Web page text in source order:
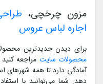
مزون چرخچی،
اجاره لباس عروس
برای دیدن جدیدترین
محصولات سایت مراجعه کنید
آمادگی دارد تا همه شهرهای
دهد. شما می‌توانید با